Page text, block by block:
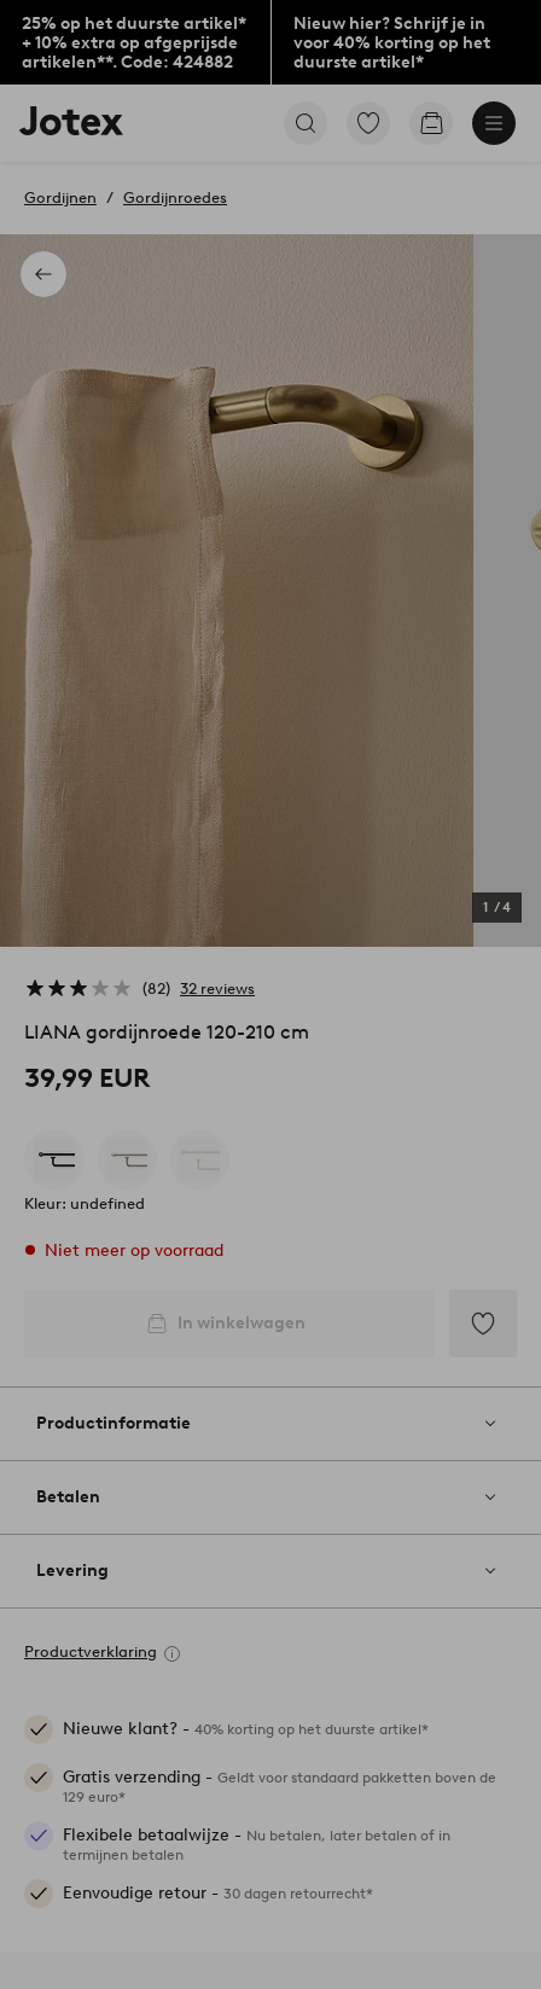
25% op het duurste artikel*
+ 10% extra op afgeprijsde
artikelen**. Code: 424882
Nieuw hier? Schrijf je in
voor 40% korting op het
duurste artikel*
Jotex
logo
to
home
page
Ga
Go
Terug
Gordijnen Gordijnroedes
1 /4
82 32 reviews
LIANA gordijnroede 120-210 cm
39,99 EUR
Kleur: undefined
Niet meer op voorraad
In winkelwagen
aan
Productinformatie
Betalen
Levering
Productverklaring
Nieuwe klant? - 40% korting op het duurste artikel*
Gratis verzending - Geldt voor standaard pakketten boven de
129 euro*
Flexibele betaalwijze - Nu betalen, later betalen of in
termijnen betalen
Eenvoudige retour - 30 dagen retourrecht*